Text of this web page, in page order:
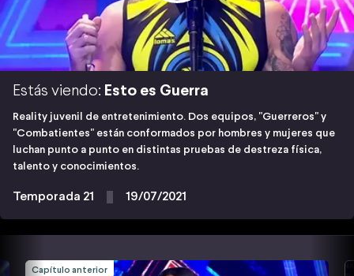
Estás viendo: Esto es Guerra
Reality juvenil de entretenimiento. Dos equipos, "Guerreros" y
"Combatientes" están conformados por hombres y mujeres que
luchan punto a punto en distintas pruebas de destreza física,
talento y conocimientos.
Temporada 21 19/07/2021
Capítulo anterior